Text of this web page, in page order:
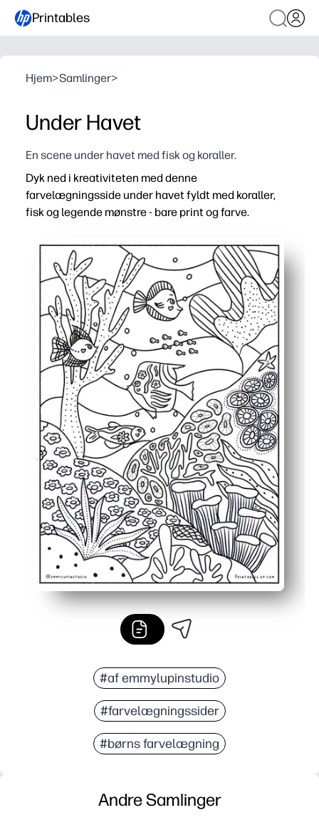
Printables
Hjem>Samlinger>
Under Havet
En scene under havet med fisk og koraller.
Dyk ned i kreativiteten med denne
farvelægningsside under havet fyldt med koraller,
fisk og legende mønstre - bare print og farve.
Zero prep - udskriv så mange eksemplarer, som du
Holder børnene engagerede - detaljerede
Opbygger færdigheder - styrker finmotorisk kontrol,
Fleksibel brug - perfekt til tidlige efterbehandlere,
#af emmylupinstudio
#farvelægningssider
#børns farvelægning
Andre Samlinger